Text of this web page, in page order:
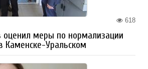
618
меры по нормализации
Каменске-Уральском